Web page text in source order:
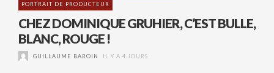
PORTRAIT DE PRODUCTEUR
CHEZ DOMINIQUE GRUHIER, C’EST BULLE,
BLANC, ROUGE !
GUILLAUME BAROIN IL Y A 4 JOURS